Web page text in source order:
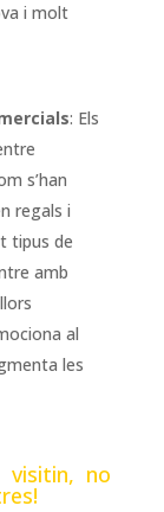
i molt
: Els
s’han
regals i
tipus de
amb
al
les
no